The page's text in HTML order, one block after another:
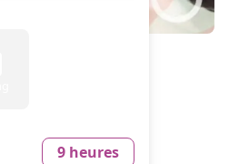
9 heures